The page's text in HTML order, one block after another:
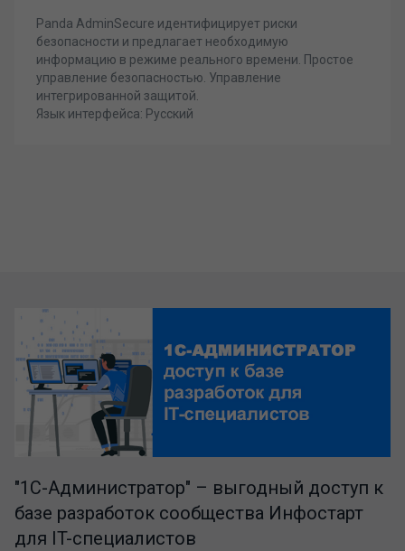
Panda AdminSecure идентифицирует риски
безопасности и предлагает необходимую
информацию в режиме реального времени. Простое
управление безопасностью. Управление
интегрированной защитой.
Язык интерфейса: Русский
"1C-Администратор" – выгодный доступ к
базе разработок сообщества Инфостарт
для IT-специалистов